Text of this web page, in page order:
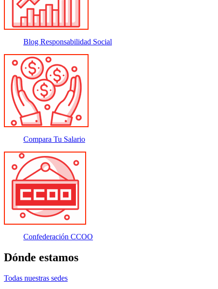
Blog Responsabilidad Social
Compara Tu Salario
Confederación CCOO
Dónde estamos
Todas nuestras sedes